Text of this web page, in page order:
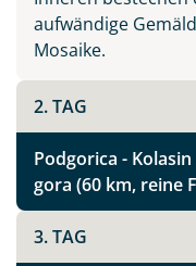
aufwändige
Mosaike.
2. TAG
Podgorica -
gora (60 km, reine
3. TAG